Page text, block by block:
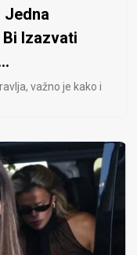
Jedna
Izazvati
važno je kako i